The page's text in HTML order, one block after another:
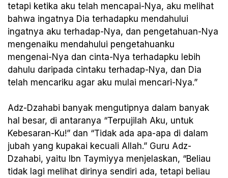
tetapi ketika aku telah mencapai-Nya, aku melihat
bahwa ingatnya Dia terhadapku mendahului
ingatnya aku terhadap-Nya, dan pengetahuan-Nya
mengenaiku mendahului pengetahuanku
mengenai-Nya dan cinta-Nya terhadapku lebih
dahulu daripada cintaku terhadap-Nya, dan Dia
telah mencariku agar aku mulai mencari-Nya.”
Adz-Dzahabi banyak mengutipnya dalam banyak
hal besar, di antaranya “Terpujilah Aku, untuk
Kebesaran-Ku!” dan “Tidak ada apa-apa di dalam
jubah yang kupakai kecuali Allah.” Guru Adz-
Dzahabi, yaitu Ibn Taymiyya menjelaskan, “Beliau
tidak lagi melihat dirinya sendiri ada, tetapi beliau